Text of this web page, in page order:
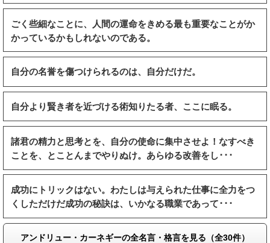
ごく些細なことに、人間の運命をきめる最も重要なことがか
かっているかもしれないのである。
自分の名誉を傷つけられるのは、自分だけだ。
自分より賢き者を近づける術知りたる者、ここに眠る。
諸君の精力と思考とを、自分の使命に集中させよ！なすべき
ことを、とことんまでやりぬけ。あらゆる改善をし･･･
成功にトリックはない。わたしは与えられた仕事に全力をつ
くしただけだ成功の秘訣は、いかなる職業であって･･･
アンドリュー・カーネギーの全名言・格言を見る（全30件）